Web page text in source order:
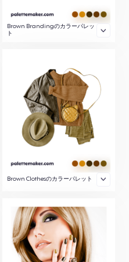
Brown Brandingのカラーパレッ
ト
Brown Clothesのカラーパレット